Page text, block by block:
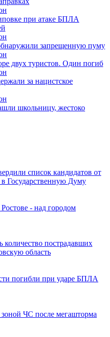
при атаке БПЛА
запрещенную пуму
двух туристов. Один погиб
за нацистское
школьницу, жестоко
список кандидатов от
Государственную Думу
- над городом
количество пострадавших
область
погибли при ударе БПЛА
ЧС после мегашторма